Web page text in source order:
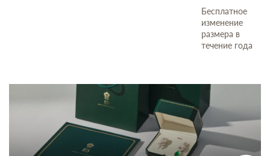
Бесплатное
изменение
размера в
течение года